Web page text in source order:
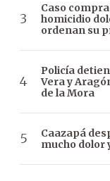
Caso
homicidio
ordenan su
Policía
Vera y
de la Mora
Caazapá
mucho dolor